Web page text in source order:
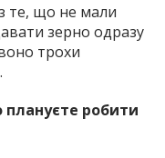
те, що не мали
зерно одразу
трохи
плануєте робити